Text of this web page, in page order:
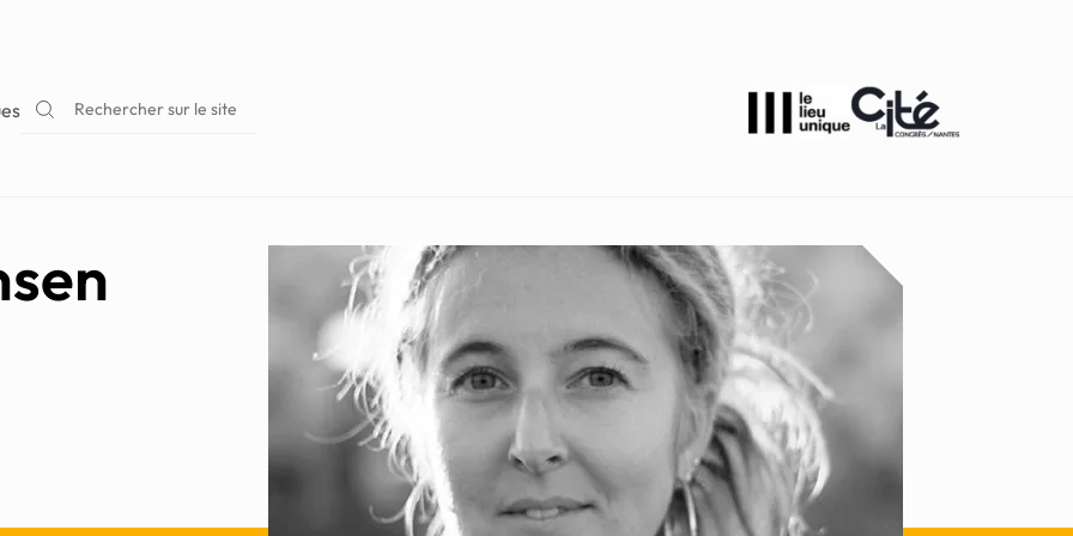
Rechercher sur le site